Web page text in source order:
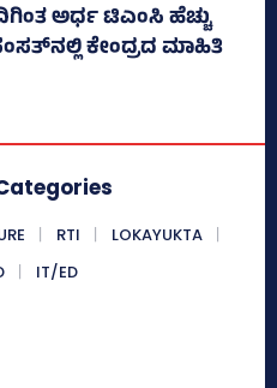
ಅರ್ಧ ಟಿಎಂಸಿ ಹೆಚ್ಚು
ಕೇಂದ್ರದ ಮಾಹಿತಿ
RTI
LOKAYUKTA
IT/ED